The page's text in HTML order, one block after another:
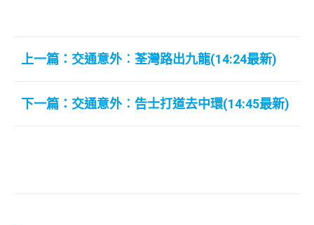
上一篇：交通意外︰荃灣路出九龍(14:24最新)
下一篇：交通意外︰告士打道去中環(14:45最新)